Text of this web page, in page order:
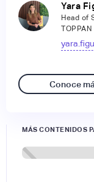
Yara
Head of
Conoce
MÁS CONTENIDOS